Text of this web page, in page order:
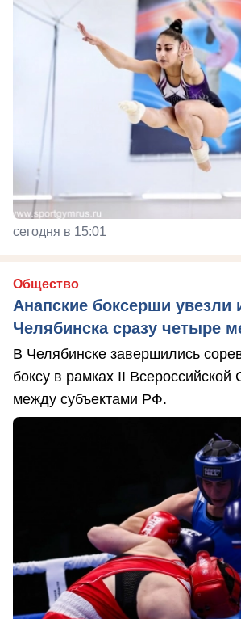
сегодня в 15:01
Общество
Анапские боксерши увезли
Челябинска сразу четыре
В Челябинске завершились
боксу в рамках II Всероссийской
между субъектами РФ.